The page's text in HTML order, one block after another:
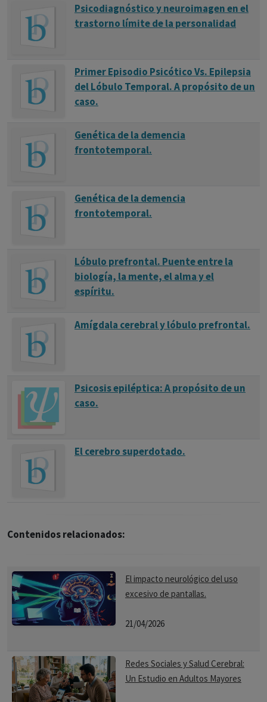
Psicodiagnóstico y neuroimagen en el
trastorno límite de la personalidad
Primer Episodio Psicótico Vs. Epilepsia
del Lóbulo Temporal. A propósito de un
caso.
Genética de la demencia
frontotemporal.
Genética de la demencia
frontotemporal.
Lóbulo prefrontal. Puente entre la
biología, la mente, el alma y el
espíritu.
Amígdala cerebral y lóbulo prefrontal.
Psicosis epiléptica: A propósito de un
caso.
El cerebro superdotado.
Contenidos relacionados:
El impacto neurológico del uso
excesivo de pantallas.
21/04/2026
Redes Sociales y Salud Cerebral:
Un Estudio en Adultos Mayores